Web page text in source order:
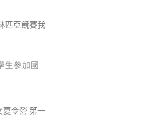
匹亞競賽我
生參加國
令營 第一